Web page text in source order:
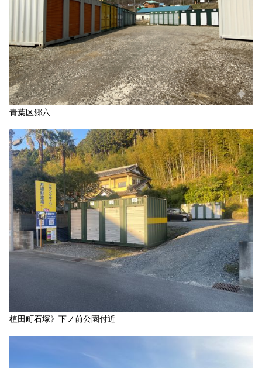
青葉区郷六
植田町石塚》下ノ前公園付近